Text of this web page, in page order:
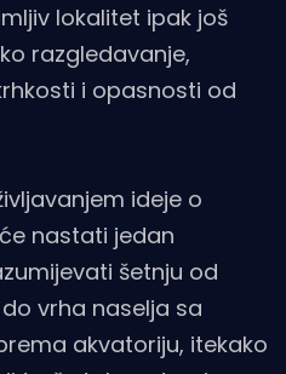
lokalitet ipak još
razgledavanje,
i opasnosti od
ideje o
nastati jedan
šetnju od
vrha naselja sa
akvatoriju, itekako